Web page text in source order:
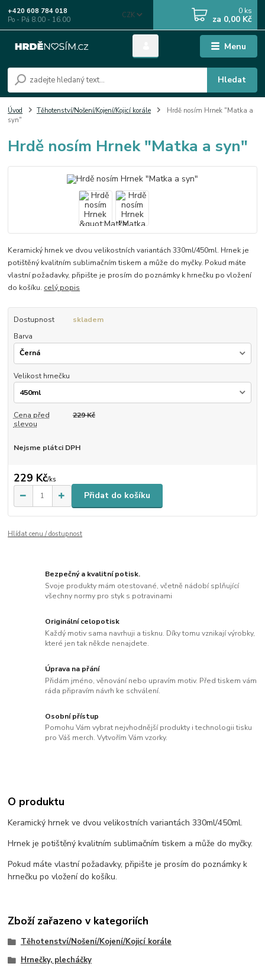
Menu
CZK
Hledat
+420 608 784 018
Po - Pá 8.00 - 16.00
0 ks
za 0,00 Kč
Úvod Těhotenství/Nošení/Kojení/Kojicí korále
Hrdě nosím Hrnek "Matka a
syn"
Hrdě nosím Hrnek "Matka a syn"
Keramický hrnek ve dvou velikostních variantách 330ml/450ml. Hrnek je
potištěný kvalitním sublimačním tiskem a může do myčky. Pokud máte
vlastní požadavky, připište je prosím do poznámky k hrnečku po vložení
do košíku. celý popis
Dostupnost
skladem
Barva
Velikost hrnečku
Cena před
slevou
229 Kč
Nejsme plátci DPH
229 Kč/ks
Přidat do košíku
Hlídat cenu / dostupnost
Bezpečný a kvalitní potisk.
Svoje produkty mám otestované, včetně nádobí splňující
všechny normy pro styk s potravinami
Originální celopotisk
Každý motiv sama navrhuji a tisknu. Díky tomu vznikají výrobky,
které jen tak někde nenajdete.
Úprava na přání
Přidám jméno, věnování nebo upravím motiv. Před tiskem vám
ráda připravím návrh ke schválení.
Osobní přístup
Pomohu Vám vybrat nejvhodnější produkty i technologii tisku
pro Váš merch. Vytvořím Vám vzorky.
O produktu
Keramický hrnek ve dvou velikostních variantách 330ml/450ml.
Hrnek je potištěný kvalitním sublimačním tiskem a může do myčky.
Pokud máte vlastní požadavky, připište je prosím do poznámky k
hrnečku po vložení do košíku.
Zboží zařazeno v kategoriích
Těhotenství/Nošení/Kojení/Kojicí korále
Hrnečky, plecháčky